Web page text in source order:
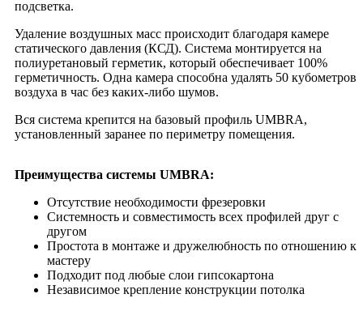
подсветка.
Удаление воздушных масс происходит благодаря камере
статического давления (КСД). Система монтируется на
полиуретановый герметик, который обеспечивает 100%
герметичность. Одна камера способна удалять 50 кубометров
воздуха в час без каких-либо шумов.
Вся система крепится на базовый профиль UMBRA,
установленный заранее по периметру помещения.
Преимущества системы UMBRA:
Отсутствие необходимости фрезеровки
Системность и совместимость всех профилей друг с
другом
Простота в монтаже и дружелюбность по отношению к
мастеру
Подходит под любые слои гипсокартона
Независимое крепление конструкции потолка